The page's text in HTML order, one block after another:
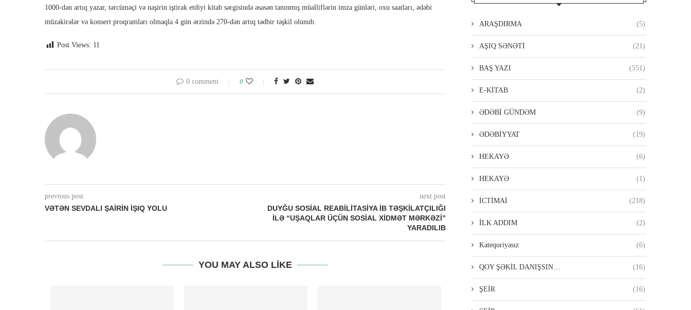
1000-dən artıq yazar, tərcüməçi və naşirin iştirak etdiyi kitab sərgisində əsasən tanınmış müəlliflərin imza günləri, oxu saatları, ədəbi
müzakirələr və konsert proqramları olmaqla 4 gün ərzində 270-dən artıq tədbir təşkil olunub.
Post Views: 11
0 comment 0
previous post
VƏTƏN SEVDALI ŞAİRİN İŞIQ YOLU
next post
DUYĞU SOSIAL REABILITASIYA İB TƏŞKILATÇILIĞI
ILƏ “UŞAQLAR ÜÇÜN SOSIAL XIDMƏT MƏRKƏZI”
YARADILIB
YOU MAY ALSO LIKE
ARAŞDIRMA (5)
AŞIQ SƏNƏTİ (21)
BAŞ YAZI (551)
E-KİTAB (2)
ƏDƏBİ GÜNDƏM (9)
ƏDƏBİYYAT (19)
HEKAYƏ (6)
HEKAYƏ (1)
İCTİMAİ (218)
İLK ADDIM (2)
Kateqoriyasız (6)
QOY ŞƏKİL DANIŞSIN… (16)
ŞEİR (16)